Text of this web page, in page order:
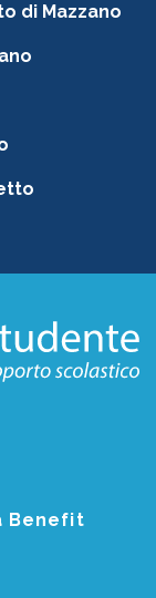
di Mazzano
Benefit